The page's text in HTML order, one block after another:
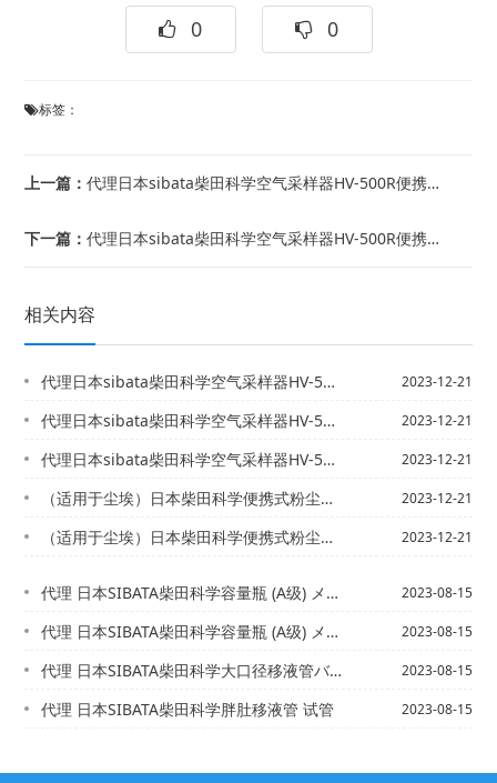
0 0
标签：
上一篇：代理日本sibata柴田科学空气采样器HV-500R便携式大容量
下一篇：代理日本sibata柴田科学空气采样器HV-500R便携式大容量
相关内容
代理日本sibata柴田科学空气采样器HV-500R便携式大容量 2023-12-21
代理日本sibata柴田科学空气采样器HV-500R便携式大容量 2023-12-21
代理日本sibata柴田科学空气采样器HV-500R便携式大容量 2023-12-21
（适用于尘埃）日本柴田科学便携式粉尘采样仪HV-500R 销售 2023-12-21
（适用于尘埃）日本柴田科学便携式粉尘采样仪HV-500R 销售 2023-12-21
代理 日本SIBATA柴田科学容量瓶 (A级) メスフラスコFLASK VOLU... 2023-08-15
代理 日本SIBATA柴田科学容量瓶 (A级) メスフラスコFLASK VOLU... 2023-08-15
代理 日本SIBATA柴田科学大口径移液管バイオピペット PIPET GLASS 2023-08-15
代理 日本SIBATA柴田科学胖肚移液管 试管 2023-08-15